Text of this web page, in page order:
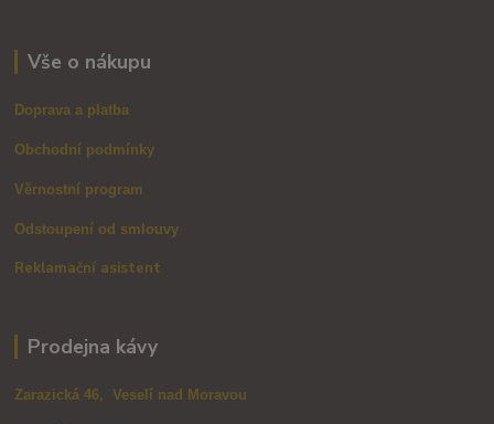
Vše o nákupu
Doprava a platba
Obchodní podmínky
Věrnostní program
Odstoupení od smlouvy
Reklamační asistent
Prodejna kávy
Zarazická 46, Veselí nad Moravou